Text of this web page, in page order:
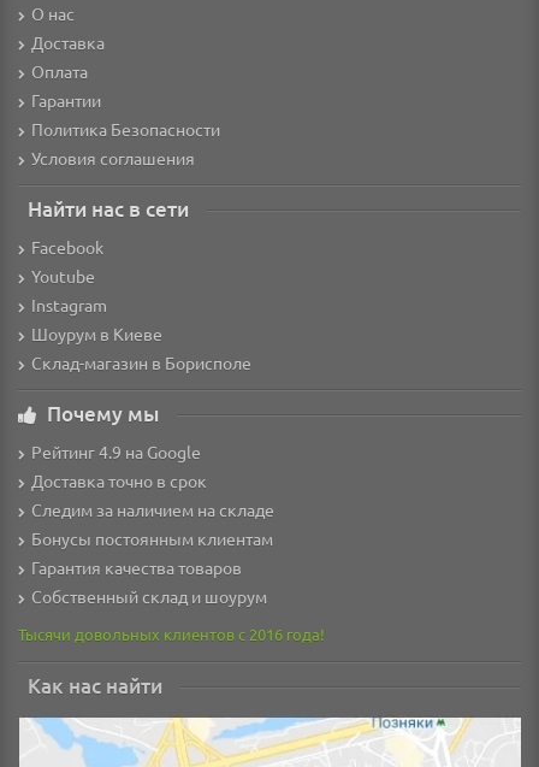
О нас
Доставка
Оплата
Гарантии
Политика Безопасности
Условия соглашения
Найти нас в сети
Facebook
Youtube
Instagram
Шоурум в Киеве
Склад-магазин в Борисполе
Почему мы
Рейтинг 4.9 на Google
Доставка точно в срок
Следим за наличием на складе
Бонусы постоянным клиентам
Гарантия качества товаров
Собственный склад и шоурум
Тысячи довольных клиентов с 2016 года!
Как нас найти